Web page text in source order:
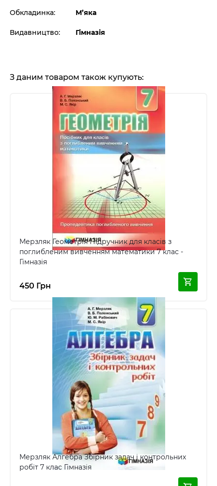
Обкладинка: М’яка
Видавництво: Гімназія
З даним товаром також купують:
Мерзляк Геометрія Підручник для класів з
поглибленим вивченням математики 7 клас -
Гімназія
450 Грн
Мерзляк Алгебра Збірник задач і контрольних
робіт 7 клас Гімназія